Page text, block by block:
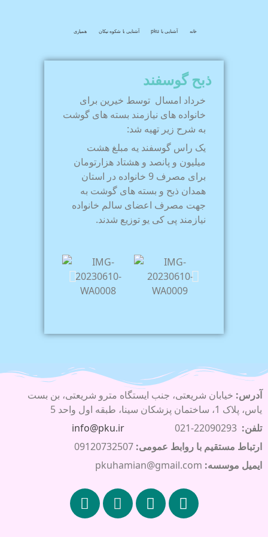
خانه آشنایی با pku آشنایی با شکوه نیکان همیاری
ذبح گوسفند
خرداد امسال توسط خیرین برای
خانواده های نیازمند بسته های گوشت
به شرح زیر تهیه شد:
یک راس گوسفند یه مبلغ هشت
میلیون و پانصد و هشتاد هزارتومان
برای مصرف 9 خانواده در استان
همدان ذبح و بسته های گوشت به
جهت مصرف اعضای سالم خانواده
نیازمند پی کی یو توزیع شدند.
آدرس: خیابان شریعتی، جنب ایستگاه مترو شریعتی، بن بست
یاس، پلاک 1، ساختمان پزشکان سینا، طبقه اول واحد 5
تلفن:
info@pku.ir
ارتباط مستقیم با روابط عمومی: 09120732507
ایمیل موسسه: